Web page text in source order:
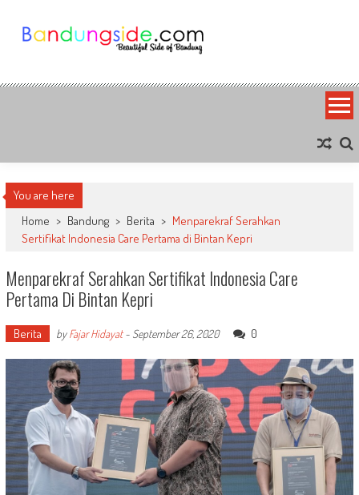
content
Bandung Side
You are here
Home > Bandung > Berita > Menparekraf Serahkan
Sertifikat Indonesia Care Pertama di Bintan Kepri
Menparekraf Serahkan Sertifikat Indonesia Care
Pertama Di Bintan Kepri
Berita byFajar Hidayat- September 26, 2020 0